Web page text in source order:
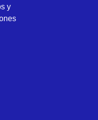
y